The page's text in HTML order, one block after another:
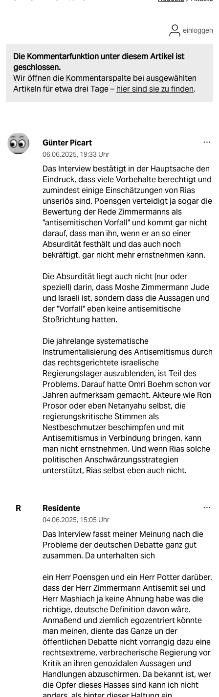
Die Kommentarfunktion unter diesem Artikel ist
geschlossen.
Wir öffnen die Kommentarspalte bei ausgewählten
Artikeln für etwa drei Tage – hier sind sie zu finden.
einloggen
Günter Picart
06.06.2025, 19:33 Uhr
Das Interview bestätigt in der Hauptsache den
Eindruck, dass viele Vorbehalte berechtigt und
zumindest einige Einschätzungen von Rias
unseriös sind. Poensgen verteidigt ja sogar die
Bewertung der Rede Zimmermanns als
"antisemitischen Vorfall" und kommt gar nicht
darauf, dass man ihn, wenn er an so einer
Absurdität festhält und das auch noch
bekräftigt, gar nicht mehr ernstnehmen kann.
Die Absurdität liegt auch nicht (nur oder
speziell) darin, dass Moshe Zimmermann Jude
und Israeli ist, sondern dass die Aussagen und
der "Vorfall" eben keine antisemitische
Stoßrichtung hatten.
Die jahrelange systematische
Instrumentalisierung des Antisemitismus durch
das rechtsgerichtete israelische
Regierungslager auszublenden, ist Teil des
Problems. Darauf hatte Omri Boehm schon vor
Jahren aufmerksam gemacht. Akteure wie Ron
Prosor oder eben Netanyahu selbst, die
regierungskritische Stimmen als
Nestbeschmutzer beschimpfen und mit
Antisemitismus in Verbindung bringen, kann
man nicht ernstnehmen. Und wenn Rias solche
politischen Anschwärzungsstrategien
unterstützt, Rias selbst eben auch nicht.
R Residente
04.06.2025, 15:05 Uhr
Das Interview fasst meiner Meinung nach die
Probleme der deutschen Debatte ganz gut
zusammen. Da unterhalten sich
ein Herr Poensgen und ein Herr Potter darüber,
dass der Herr Zimmermann Antisemit sei und
Herr Mashiach ja keine Ahnung habe was die
richtige, deutsche Definition davon wäre.
Anmaßend und ziemlich egozentriert könnte
man meinen, diente das Ganze un der
öffentlichen Debatte nicht vorrangig dazu eine
rechtsextreme, verbrecherische Regierung vor
Kritik an ihren genozidalen Aussagen und
Handlungen abzuschirmen. Da bekannt ist, wer
die Opfer dieses Hasses sind kann ich nicht